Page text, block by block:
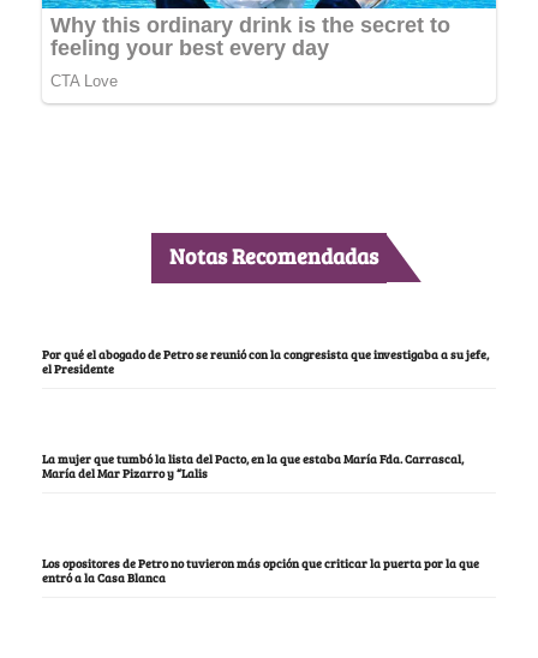
Notas Recomendadas
Por qué el abogado de Petro se reunió con la congresista que investigaba a su jefe,
el Presidente
La mujer que tumbó la lista del Pacto, en la que estaba María Fda. Carrascal,
María del Mar Pizarro y “Lalis
Los opositores de Petro no tuvieron más opción que criticar la puerta por la que
entró a la Casa Blanca